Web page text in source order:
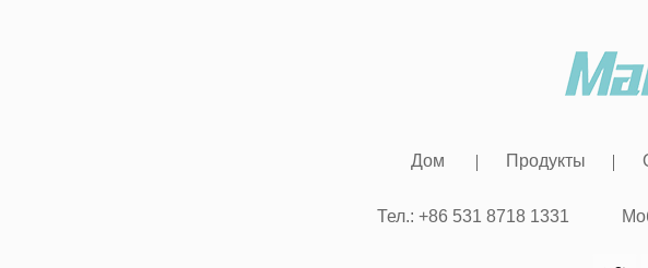
Дом Продукты
Тел.: +86 531 8718 1331